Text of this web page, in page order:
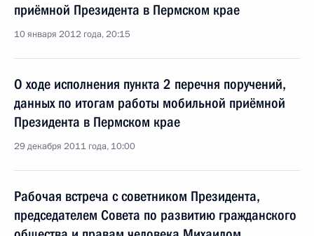
приёмной Президента в Пермском крае
10 января 2012 года, 20:15
О ходе исполнения пункта 2 перечня поручений,
данных по итогам работы мобильной приёмной
Президента в Пермском крае
29 декабря 2011 года, 10:00
Рабочая встреча с советником Президента,
председателем Совета по развитию гражданского